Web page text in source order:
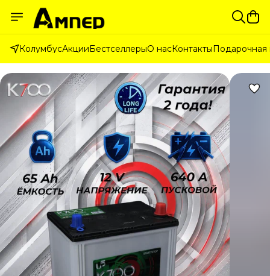
КолумбусАкцииБестселлерыО насКонтактыПодарочная